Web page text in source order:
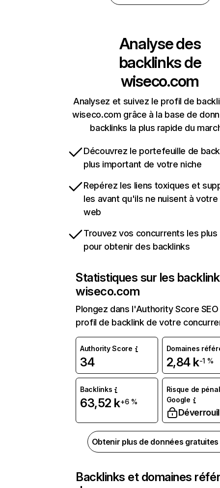
Analyse des
backlinks de
wiseco.com
Analysez et suivez le profil de
wiseco.com grâce à la base de
backlinks la plus rapide du
Découvrez le portefeuille de
plus important de votre niche
Repérez les liens toxiques et
les avant qu'ils ne nuisent à
web
Trouvez vos concurrents les
pour obtenir des backlinks
Statistiques sur les
wiseco.com
Plongez dans l'Authority Score
profil de backlink de votre
Authority Score
34
Domaines
2,84 k-1 %
Backlinks
63,52 k+6 %
Risque de
Google
Obtenir plus de données
Backlinks et domaines